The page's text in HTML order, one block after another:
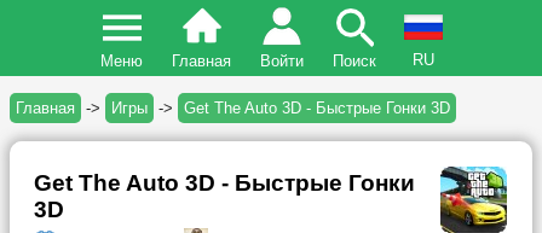
Меню Главная Войти Поиск RU
Главная -> Игры -> Get The Auto 3D - Быстрые Гонки 3D
Get The Auto 3D - Быстрые Гонки
3D